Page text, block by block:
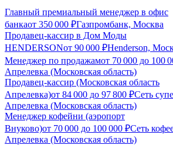
Главный премиальный менеджер в офис
банкаот 350 000 ₽Газпромбанк, Москва
Продавец-кассир в Дом Моды
HENDERSONот 90 000 ₽Henderson,
Менеджер по продажамот 70 000 до 100
Апрелевка (Московская область)
Продавец-кассир (Московская область
Апрелевка)от 84 000 до 97 800 ₽Сеть
Апрелевка (Московская область)
Менеджер кофейни (аэропорт
Внуково)от 70 000 до 100 000 ₽Сеть
Апрелевка (Московская область)